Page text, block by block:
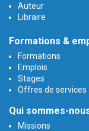
Auteur
Libraire
Formations &
Formations
Emplois
Stages
Offres de services
Qui sommes-
Missions